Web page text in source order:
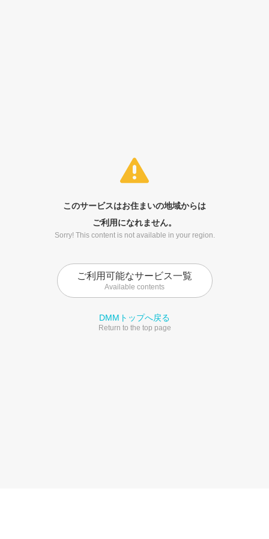
このサービスはお住まいの地域からは
ご利用になれません。
Sorry! This content is not available in your region.
ご利用可能なサービス一覧
Available contents
DMMトップへ戻る
Return to the top page